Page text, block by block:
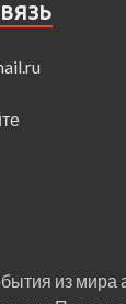
из мира